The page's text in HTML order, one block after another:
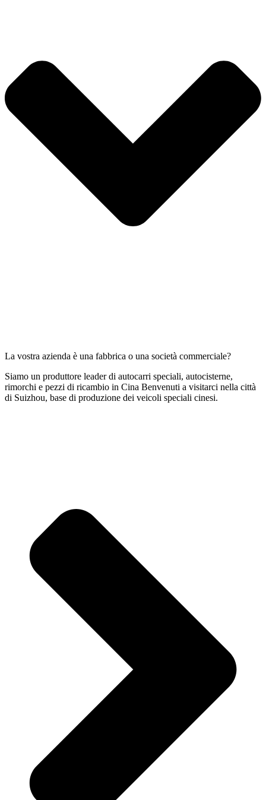
La vostra azienda è una fabbrica o una società commerciale?
Siamo un produttore leader di autocarri speciali, autocisterne,
rimorchi e pezzi di ricambio in Cina Benvenuti a visitarci nella città
di Suizhou, base di produzione dei veicoli speciali cinesi.